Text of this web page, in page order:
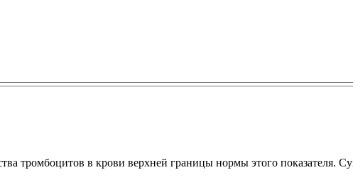
тромбоцитов в крови верхней границы нормы этого показателя.